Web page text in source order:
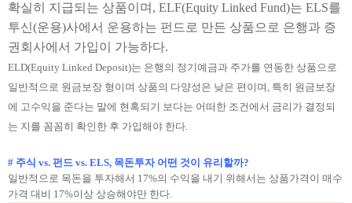
확실히 지급되는 상품이며, ELF(Equity Linked Fund)는 ELS를
투신(운용)사에서 운용하는 펀드로 만든 상품으로 은행과 증
권회사에서 가입이 가능하다.
ELD(Equity Linked Deposit)는 은행의 정기예금과 주가를 연동한 상품으로
일반적으로 원금보장 형이며 상품의 다양성은 낮은 편이며, 특히 원금보장
에 고수익을 준다는 말에 현혹되기 보다는 어떠한 조건에서 금리가 결정되
는 지를 꼼꼼히 확인한 후 가입해야 한다.
# 주식 vs. 펀드 vs. ELS, 목돈투자 어떤 것이 유리할까?
일반적으로 목돈을 투자해서 17%의 수익을 내기 위해서는 상품가격이 매수
가격 대비 17%이상 상승해야만 한다.